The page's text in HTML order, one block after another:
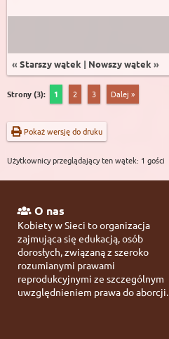
« Starszy wątek | Nowszy wątek »
Strony (3): 1 2 3 Dalej »
Pokaż wersję do druku
Użytkownicy przeglądający ten wątek: 1 gości
O nas
Kobiety w Sieci to organizacja
zajmująca się edukacją, osób
dorosłych, związaną z szeroko
rozumianymi prawami
reprodukcyjnymi ze szczególnym
uwzględnieniem prawa do aborcji.